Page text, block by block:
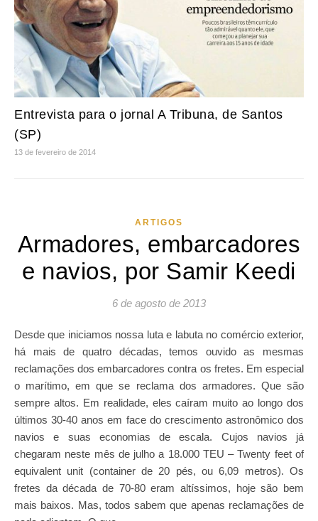
Entrevista para o jornal A Tribuna, de Santos
(SP)
13 de fevereiro de 2014
ARTIGOS
Armadores, embarcadores
e navios, por Samir Keedi
6 de agosto de 2013
Desde que iniciamos nossa luta e labuta no comércio exterior,
há mais de quatro décadas, temos ouvido as mesmas
reclamações dos embarcadores contra os fretes. Em especial
o marítimo, em que se reclama dos armadores. Que são
sempre altos. Em realidade, eles caíram muito ao longo dos
últimos 30-40 anos em face do crescimento astronômico dos
navios e suas economias de escala. Cujos navios já
chegaram neste mês de julho a 18.000 TEU – Twenty feet of
equivalent unit (container de 20 pés, ou 6,09 metros). Os
fretes da década de 70-80 eram altíssimos, hoje são bem
mais baixos. Mas, todos sabem que apenas reclamações de